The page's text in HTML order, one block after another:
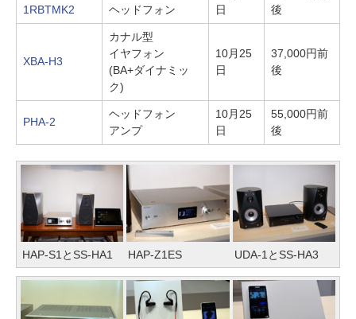
1RBTMK2
ヘッドフォン
日
後
XBA-H3
カナル型
イヤフォン
(BA+ダイナミッ
ク)
10月25
日
37,000円前
後
PHA-2
ヘッドフォン
アンプ
10月25
日
55,000円前
後
HAP-S1とSS-HA1 HAP-Z1ES UDA-1とSS-HA3